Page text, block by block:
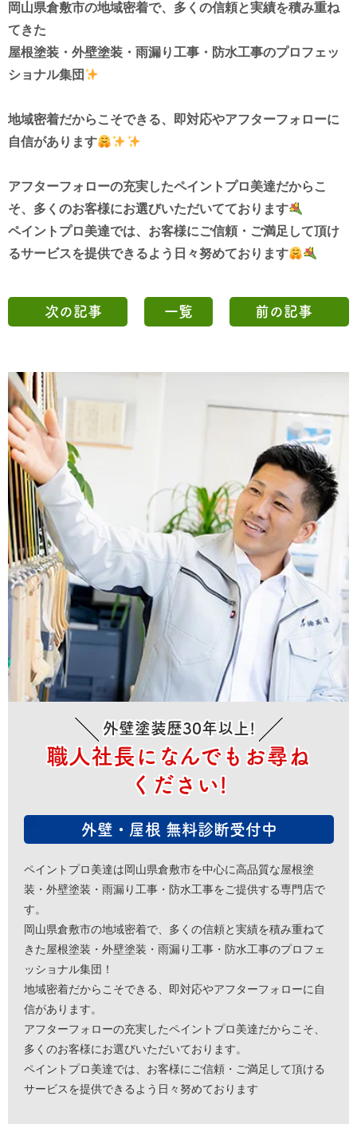
岡山県倉敷市の地域密着で、多くの信頼と実績を積み重ね
てきた
屋根塗装・外壁塗装・雨漏り工事・防水工事のプロフェッ
ショナル集団
地域密着だからこそできる、
即対応やアフターフォローに
自信があります
アフターフォローの充実したペイントプロ美達だからこ
そ、 多くのお客様にお選びいただいてております
ペイントプロ美達では、お客様にご信頼・ご満足して頂け
るサービスを提供できるよう 日々努めております
次の記事 一覧 前の記事
外壁塗装歴30年以上!
職人社長になんでもお尋ね
ください!
外壁・屋根 無料診断受付中
ペイントプロ美達は岡山県倉敷市を中心に高品質な屋根塗
装・外壁塗装・雨漏り工事・防水工事をご提供する専門店で
す。
岡山県倉敷市の地域密着で、多くの信頼と実績を積み重ねて
きた屋根塗装・外壁塗装・雨漏り工事・防水工事のプロフェ
ッショナル集団！
地域密着だからこそできる、即対応やアフターフォローに自
信があります。
アフターフォローの充実したペイントプロ美達だからこそ、
多くのお客様にお選びいただいております。
ペイントプロ美達では、お客様にご信頼・ご満足して頂ける
サービスを提供できるよう日々努めております